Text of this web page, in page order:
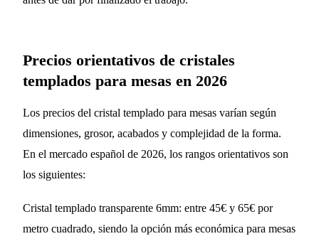
Precios orientativos de cristales
templados para mesas en 2026
Los precios del cristal templado para mesas varían según
dimensiones, grosor, acabados y complejidad de la forma.
En el mercado español de 2026, los rangos orientativos son
los siguientes:
Cristal templado transparente 6mm: entre 45€ y 65€ por
metro cuadrado, siendo la opción más económica para mesas